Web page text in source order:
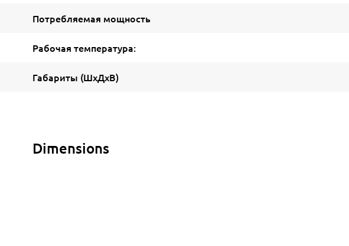
Потребляемая мощность
Рабочая температура:
Габариты (ШxДxВ)
Dimensions